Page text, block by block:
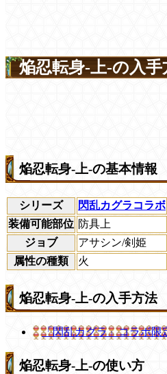
焔忍転身-上-の入
焔忍転身-上-の基本情報
シリーズ
閃乱カグラコラボ
装備可能部位 防具上
ジョブ
アサシン/剣姫
属性の種類
火
焔忍転身-上-の入手方法
「閃乱カグラ」コラボ限
焔忍転身-上-の使い方